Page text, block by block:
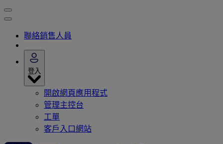
聯絡銷售人員
登入
開啟網頁應用程式
管理主控台
工單
客戶入口網站